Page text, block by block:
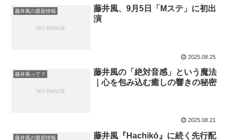
藤井風の最新情報
藤井風、9月5日「Mステ」に初出
演
2025.08.25
藤井風って？
藤井風の「絶対音感」という魔法
｜心を包み込む癒しの響きの秘密
2025.08.21
藤井風の最新情報
藤井風『Hachikō』に続く先行配